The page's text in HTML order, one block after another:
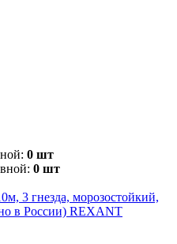
0 шт
0 шт
3 гнезда, морозостойкий,
в России) REXANT